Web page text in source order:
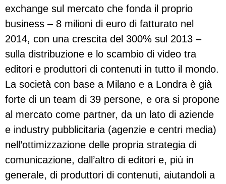
exchange sul mercato che fonda il proprio
business – 8 milioni di euro di fatturato nel
2014, con una crescita del 300% sul 2013 –
sulla distribuzione e lo scambio di video tra
editori e produttori di contenuti in tutto il mondo.
La società con base a Milano e a Londra è già
forte di un team di 39 persone, e ora si propone
al mercato come partner, da un lato di aziende
e industry pubblicitaria (agenzie e centri media)
nell’ottimizzazione delle propria strategia di
comunicazione, dall’altro di editori e, più in
generale, di produttori di contenuti, aiutandoli a